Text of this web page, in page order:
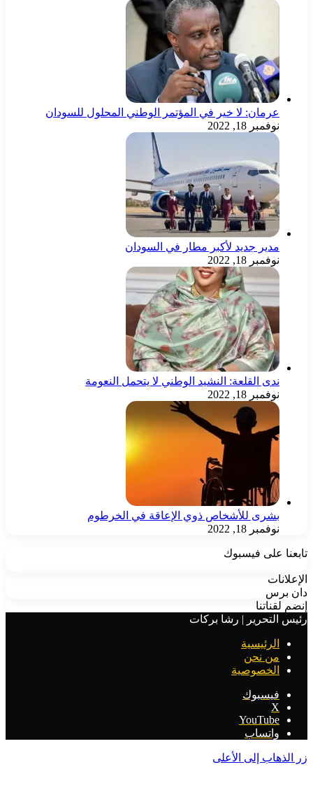
عرمان: لا خير في المؤتمر الوطني المحلول للسودان
نوفمبر 18, 2022
مدير جديد لأكبر مطار في السودان
نوفمبر 18, 2022
ندى القلعة: النشيد الوطني لا يتحمل النعومة
نوفمبر 18, 2022
بشرى للأشخاص ذوي الإعاقة في الخرطوم
نوفمبر 18, 2022
تابعنا على فيسبوك
الإعلانات
دان برس
إنضم لقناتنا
رئيس التحرير | رشا بركات
الرئيسية
من نحن
الخصوصية
فيسبوك
‫X
‫YouTube
واتساب
زر الذهاب إلى الأعلى